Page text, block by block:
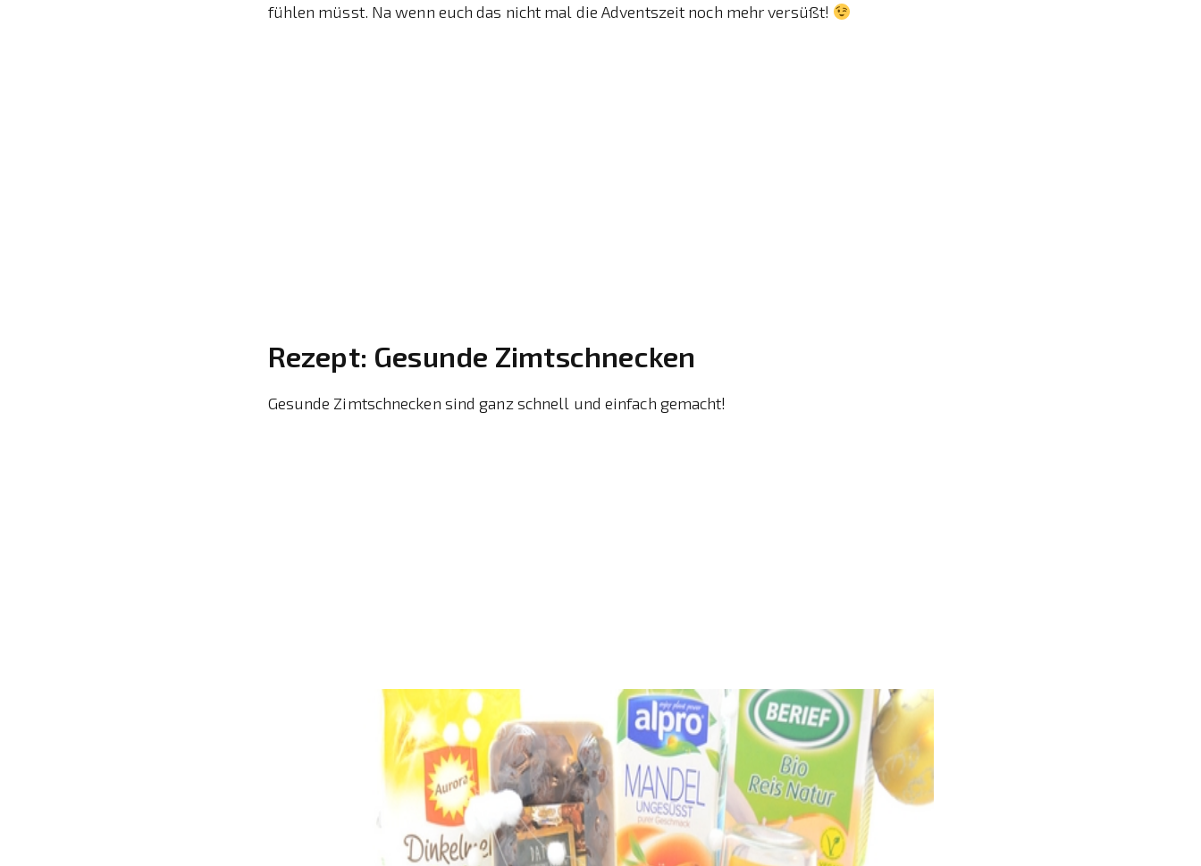
fühlen müsst. Na wenn euch das nicht mal die Adventszeit noch mehr versüßt!
Rezept: Gesunde Zimtschnecken
Gesunde Zimtschnecken sind ganz schnell und einfach gemacht!